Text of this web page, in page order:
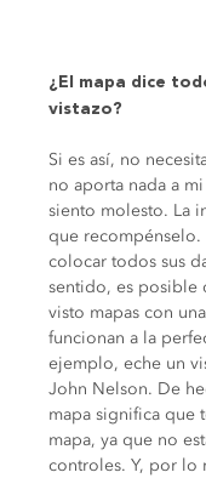
¿El mapa dice
vistazo?
Si es así, no
no aporta nada a
siento molesto. La
que
colocar todos sus
sentido, es posible
visto mapas con
funcionan a la
ejemplo, eche un
John Nelson. De
mapa significa que
mapa, ya que no
controles. Y, por lo